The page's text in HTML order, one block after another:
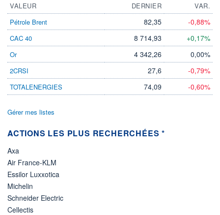
VALEUR DERNIER
VAR.
Pétrole Brent
82,35 -0,88%
CAC 40 8 714,93 +0,17%
Or 4 342,26 0,00%
2CRSI 27,6 -0,79%
TOTALENERGIES 74,09 -0,60%
Gérer mes listes
ACTIONS LES PLUS RECHERCHÉES *
Axa
Air France-KLM
Essilor Luxxotica
Michelin
Schneider Electric
Cellectis